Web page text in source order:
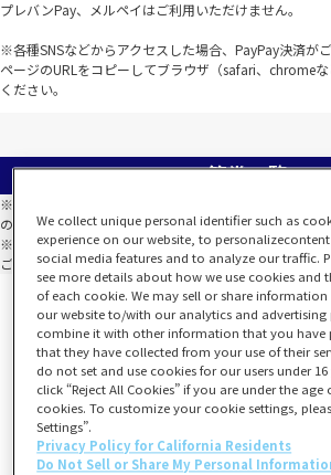
プレバンPay、メルペイはご利用いただけません。
※各種SNSなどからアクセスした場合、PayPay決済が
ページのURLをコピーしてブラウザ（safari、chrome
ください。
等賞一覧
※選べない等賞は、同一のくじ箱において必ずしも全
のではありません。
※全種類数以上の数量が当たった場合でも、全種類が揃
ご了承のうえお買い求めください。
We collect unique personal identifier such as
experience on our website, to
social media features and to analyze our traffic.
see more details about how we use cookies and
of each cookie. We may sell or share
our website to/with our analytics and
combine it with other information that you have
that they have collected from your use of their
do not set and use cookies for our users under 16
click “Reject All Cookies” if you are under the
cookies. To customize your cookie settings,
Settings”.
Privacy Policy for California Residents
Do Not Sell or Share My Personal